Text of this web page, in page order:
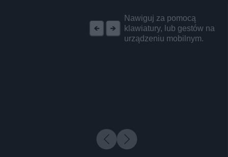
Nawiguj za pomocą
klawiatury, lub gestów na
urządzeniu mobilnym.